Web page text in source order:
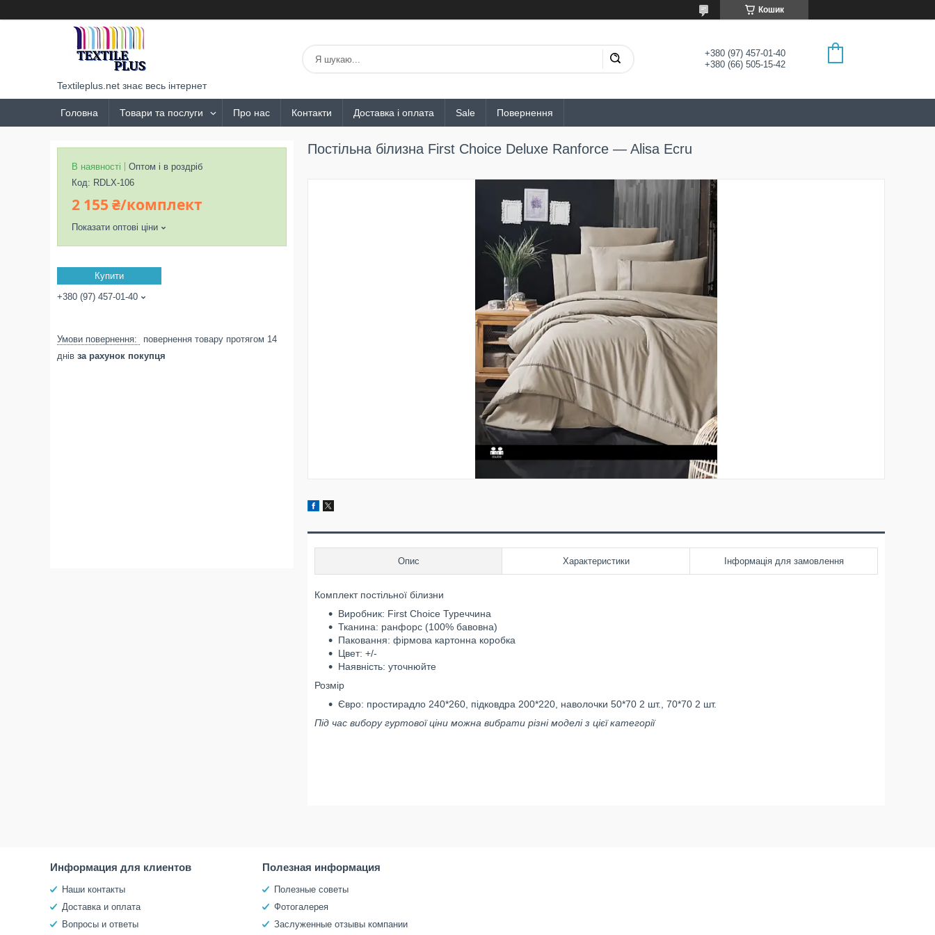
Кошик
Textileplus.net знає весь інтернет
+380 (97) 457-01-40
+380 (66) 505-15-42
Головна Товари та послуги Про нас Контакти Доставка і оплата Sale Повернення
Постільна білизна First Choice Deluxe Ranforce — Alisa Ecru
Опис Характеристики Інформація для замовлення
Комплект постільної білизни
Виробник: First Choice Туреччина
Тканина: ранфорс (100% бавовна)
Паковання: фірмова картонна коробка
Цвет: +/-
Наявність: уточнюйте
Розмір
Євро: простирадло 240*260, підковдра 200*220, наволочки 50*70 2 шт., 70*70 2 шт.
Під час вибору гуртової ціни можна вибрати різні моделі з цієї категорії
В наявності
Оптом і в роздріб
Код: RDLX-106
2 155 ₴/комплект
Показати оптові ціни
Купити
+380 (97) 457-01-40
повернення товару протягом 14
днів за рахунок покупця
Информация для клиентов
Наши контакты
Доставка и оплата
Вопросы и ответы
Полезная информация
Полезные советы
Фотогалерея
Заслуженные отзывы компании